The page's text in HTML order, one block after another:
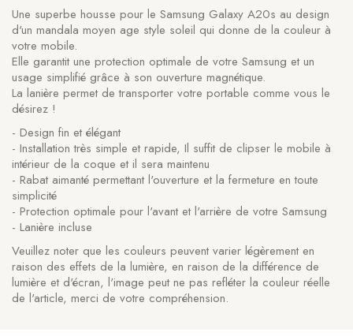
Une superbe housse pour le Samsung Galaxy A20s au design
d'un mandala moyen age style soleil qui donne de la couleur à
votre mobile.
Elle garantit une protection optimale de votre Samsung et un
usage simplifié grâce à son ouverture magnétique.
La lanière permet de transporter votre portable comme vous le
désirez !
- Design fin et élégant
- Installation très simple et rapide, Il suffit de clipser le mobile à
intérieur de la coque et il sera maintenu
- Rabat aimanté permettant l'ouverture et la fermeture en toute
simplicité
- Protection optimale pour l'avant et l'arrière de votre Samsung
- Lanière incluse
Veuillez noter que les couleurs peuvent varier légèrement en
raison des effets de la lumière, en raison de la différence de
lumière et d'écran, l'image peut ne pas refléter la couleur réelle
de l'article, merci de votre compréhension.